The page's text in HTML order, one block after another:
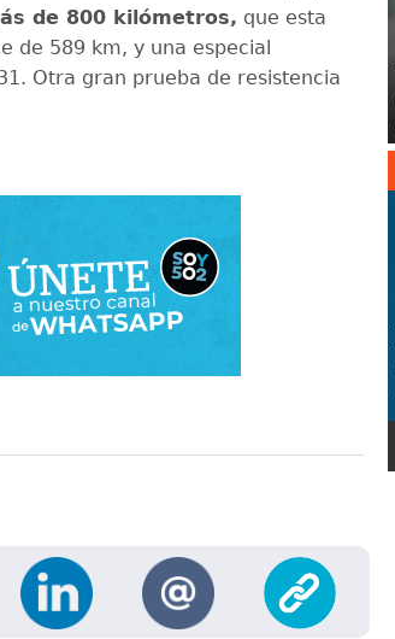
de 800 kilómetros, que esta
de 589 km, y una especial
Otra gran prueba de resistencia